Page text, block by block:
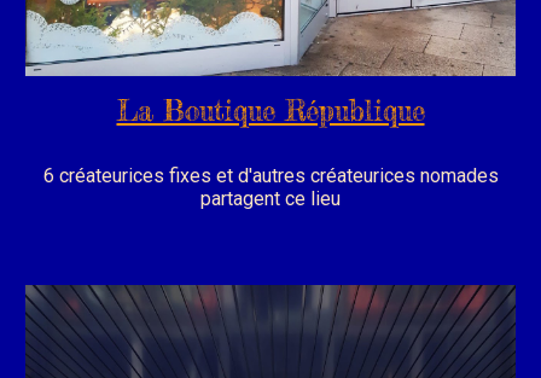
La Boutique République
6 créateurices fixes et d'autres créateurices nomades
partagent ce lieu